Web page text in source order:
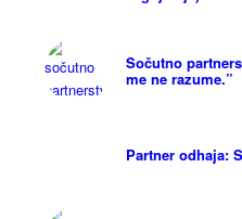
Sočutno
me ne razume.”
Partner odhaja: